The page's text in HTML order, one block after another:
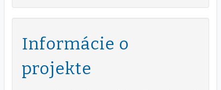
Informácie o
projekte